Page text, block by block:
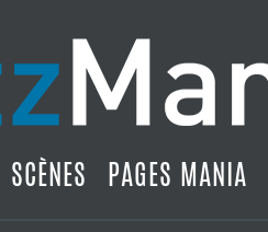
SCÈNES PAGES MANIA